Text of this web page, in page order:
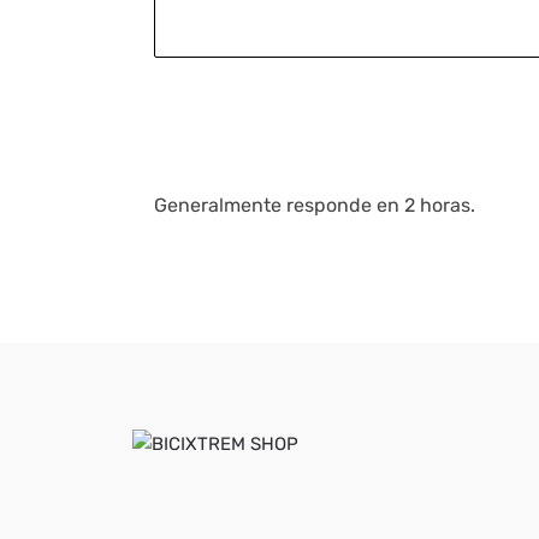
Generalmente responde en 2 horas.